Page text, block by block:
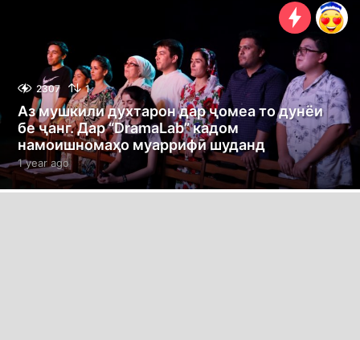
2307 1
Аз мушкили духтарон дар ҷомеа то дунёи
бе ҷанг. Дар “DramaLab” кадом
намоишномаҳо муаррифӣ шуданд
1 year ago1
y
e